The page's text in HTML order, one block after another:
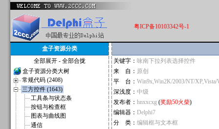
粤ICP备10103342号-1
盒子资源分类
全部展开 - 全部合拢
盒子资源分类大树
常规代码 (2408)
三方控件 (1643)
工具条与状态条
按钮与检查框
图表与曲线图
通信
关键字： 咏南下拉列表选择控件
来 自： 原创
平 台： Win9x,Win2K/2003/NT/XP,Vista/
深浅度： 中级
发布者： hnxxcxg (奖励50火柴)
编辑器： Delphi7
分 类： 编辑框与文本框